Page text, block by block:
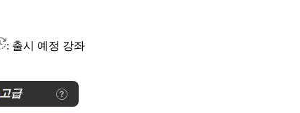
: 출시 예정 강좌
고급